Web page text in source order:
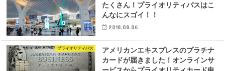
たくさん！プライオリティパスはこ
んなにスゴイ！！
2018.08.06
プライオリティパス
アメリカンエキスプレスのプラチナ
カードが届きました！オンラインサ